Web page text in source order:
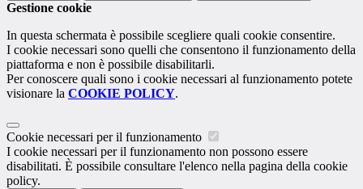
Gestione cookie
In questa schermata è possibile scegliere quali cookie consentire.
I cookie necessari sono quelli che consentono il funzionamento della
piattaforma e non è possibile disabilitarli.
Per conoscere quali sono i cookie necessari al funzionamento potete
visionare la COOKIE POLICY.
Cookie necessari per il funzionamento
I cookie necessari per il funzionamento non possono essere
disabilitati. È possibile consultare l'elenco nella pagina della cookie
policy.